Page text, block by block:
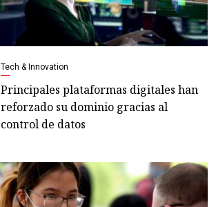
Tech & Innovation
Principales plataformas digitales han
reforzado su dominio gracias al
control de datos